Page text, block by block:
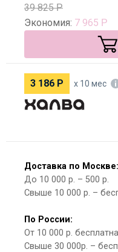
39 825Р
Экономия: 7 965 Р
3 186 Р х 10 мес
Доставка по Москве:
До 10 000 р. – 500 р.
Свыше 10 000 р. –
По России:
От 10 000 р.
Свыше 30 000р. –